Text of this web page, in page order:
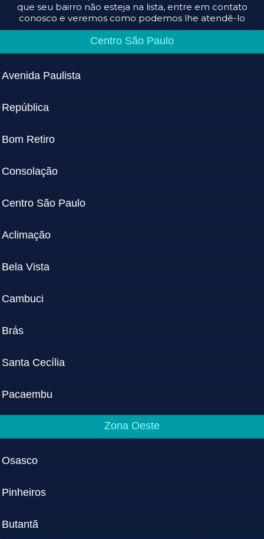
que seu bairro não esteja na lista, entre em contato
conosco e veremos como podemos lhe atendê-lo
Centro São Paulo
Avenida Paulista
República
Bom Retiro
Consolação
Centro São Paulo
Aclimação
Bela Vista
Cambuci
Brás
Santa Cecília
Pacaembu
Zona Oeste
Osasco
Pinheiros
Butantã